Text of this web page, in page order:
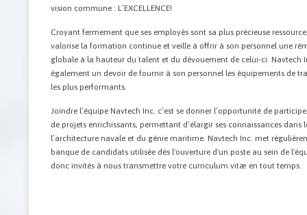
vision commune : L’EXCELLENCE!
Croyant fermement que ses employés sont sa plus précieuse
valorise la formation continue et veille à offrir à son personnel une
globale à la hauteur du talent et du dévouement de celui-ci. Navtech
également un devoir de fournir à son personnel les équipements de
les plus performants.
Joindre l’équipe Navtech Inc. c’est se donner l’opportunité de
de projets enrichissants, permettant d’élargir ses connaissances dans
l’architecture navale et du génie maritime. Navtech Inc. met
banque de candidats utilisée dès l'ouverture d'un poste au sein de
donc invités à nous transmettre votre curriculum vitæ en tout temps.